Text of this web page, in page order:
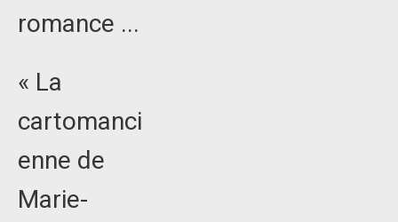
romance ...
« La
cartomanci
enne de
Marie-